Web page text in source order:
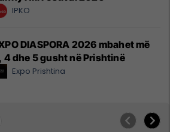
IPKO
DIASPORA 2026 mbahet më
4 dhe 5 gusht në Prishtinë
Expo Prishtina